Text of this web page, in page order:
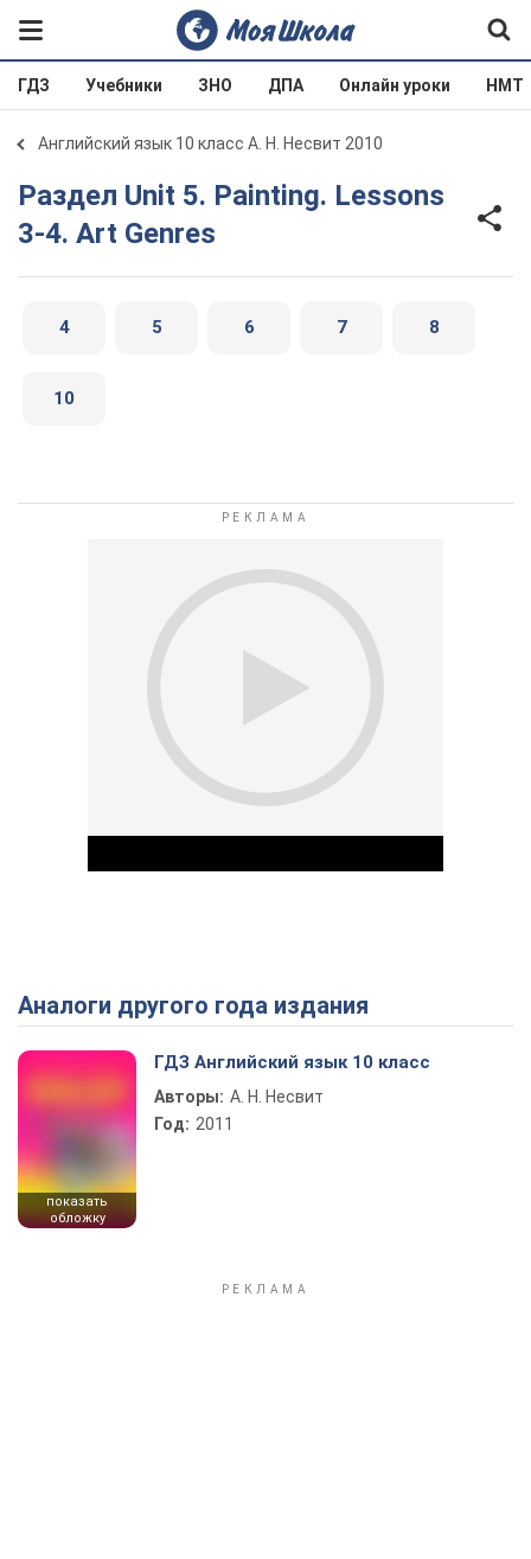
ГДЗ Учебники ЗНО ДПА Онлайн уроки НМТ
Английский язык 10 класс А. Н. Несвит 2010
Раздел Unit 5. Painting. Lessons
3-4. Art Genres
4 5 6 7 8
10
Play Video
Аналоги другого года издания
показать
обложку
ГДЗ Английский язык 10 класс
Авторы: А. Н. Несвит
Год: 2011